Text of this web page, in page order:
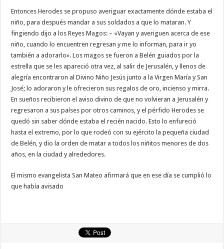
Entonces Herodes se propuso averiguar exactamente dónde estaba el
niño, para después mandar a sus soldados a que lo mataran. Y
fingiendo dijo a los Reyes Magos: – «Vayan y averiguen acerca de ese
niño, cuando lo encuentren regresan y me lo informan, para ir yo
también a adorarlo». Los magos se fueron a Belén guiados por la
estrella que se les apareció otra vez, al salir de Jerusalén, y llenos de
alegría encontraron al Divino Niño Jesús junto a la Virgen María y San
José; lo adoraron y le ofrecieron sus regalos de oro, incienso y mirra.
En sueños recibieron el aviso divino de que no volvieran a Jerusalén y
regresaron a sus países por otros caminos, y el pérfido Herodes se
quedó sin saber dónde estaba el recién nacido. Esto lo enfureció
hasta el extremo, por lo que rodeó con su ejército la pequeña ciudad
de Belén, y dio la orden de matar a todos los niñitos menores de dos
años, en la ciudad y alrededores.
El mismo evangelista San Mateo afirmará que en ese día se cumplió lo
que había avisado